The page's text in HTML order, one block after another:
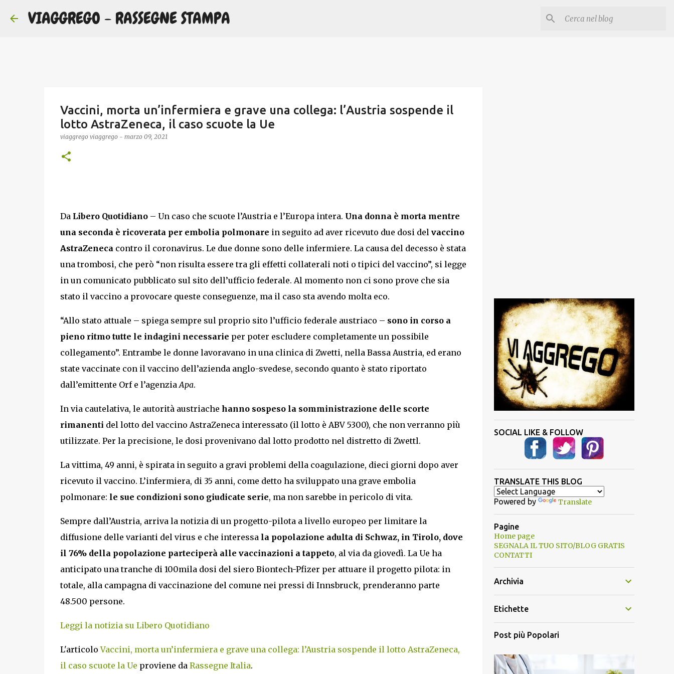
VIAGGREGO - RASSEGNE STAMPA
Vaccini, morta un’infermiera e grave una collega: l’Austria sospende il
lotto AstraZeneca, il caso scuote la Ue
viaggrego viaggrego - marzo 09, 2021
Da Libero Quotidiano– Un caso che scuote l’Austria e l’Europa intera. Una donna è morta mentre
una seconda è ricoverata per embolia polmonare in seguito ad aver ricevuto due dosi del vaccino
AstraZeneca contro il coronavirus. Le due donne sono delle infermiere. La causa del decesso è stata
una trombosi, che però “non risulta essere tra gli effetti collaterali noti o tipici del vaccino”, si legge
in un comunicato pubblicato sul sito dell’ufficio federale. Al momento non ci sono prove che sia
stato il vaccino a provocare queste conseguenze, ma il caso sta avendo molta eco.
“Allo stato attuale – spiega sempre sul proprio sito l’ufficio federale austriaco – sono in corso a
pieno ritmo tutte le indagini necessarie per poter escludere completamente un possibile
collegamento”. Entrambe le donne lavoravano in una clinica di Zwetti, nella Bassa Austria, ed erano
state vaccinate con il vaccino dell’azienda anglo-svedese, secondo quanto è stato riportato
dall’emittente Orf e l’agenziaApa.
In via cautelativa, le autorità austriache hanno sospeso la somministrazione delle scorte
rimanenti del lotto del vaccino AstraZeneca interessato (il lotto è ABV 5300), che non verranno più
utilizzate. Per la precisione, le dosi provenivano dal lotto prodotto nel distretto di Zwettl.
La vittima, 49 anni, è spirata in seguito a gravi problemi della coagulazione, dieci giorni dopo aver
ricevuto il vaccino. L’infermiera, di 35 anni, come detto ha sviluppato una grave embolia
polmonare: le sue condizioni sono giudicate serie, ma non sarebbe in pericolo di vita.
Sempre dall’Austria, arriva la notizia di un progetto-pilota a livello europeo per limitare la
diffusione delle varianti del virus e che interessa la popolazione adulta di Schwaz, in Tirolo, dove
il 76% della popolazione parteciperà alle vaccinazioni a tappeto, al via da giovedì. La Ue ha
anticipato una tranche di 100mila dosi del siero Biontech-Pfizer per attuare il progetto pilota: in
totale, alla campagna di vaccinazione del comune nei pressi di Innsbruck, prenderanno parte
48.500 persone.
Leggi la notizia su Libero Quotidiano
L'articoloVaccini, morta un’infermiera e grave una collega: l’Austria sospende il lotto AstraZeneca,
il caso scuote la Ue proviene da Rassegne Italia.
SOCIAL LIKE & FOLLOW
TRANSLATE THIS BLOG
Powered by Translate
Pagine
Home page
SEGNALA IL TUO SITO/BLOG GRATIS
CONTATTI
Archivia
Etichette
Post più Popolari